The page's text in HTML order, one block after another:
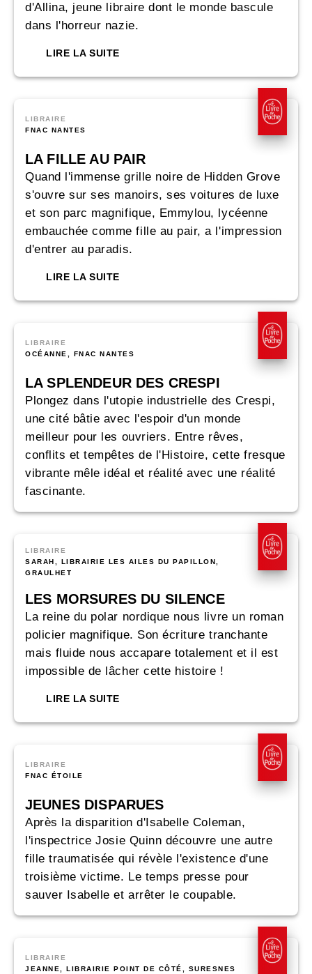
d'Allina, jeune libraire dont le monde bascule
dans l'horreur nazie.
LIRE LA SUITE
LIBRAIRE
FNAC NANTES
LA FILLE AU PAIR
Quand l'immense grille noire de Hidden Grove
s'ouvre sur ses manoirs, ses voitures de luxe
et son parc magnifique, Emmylou, lycéenne
embauchée comme fille au pair, a l'impression
d'entrer au paradis.
LIRE LA SUITE
LIBRAIRE
OCÉANNE, FNAC NANTES
LA SPLENDEUR DES CRESPI
Plongez dans l'utopie industrielle des Crespi,
une cité bâtie avec l'espoir d'un monde
meilleur pour les ouvriers. Entre rêves,
conflits et tempêtes de l'Histoire, cette fresque
vibrante mêle idéal et réalité avec une réalité
fascinante.
LIBRAIRE
SARAH, LIBRAIRIE LES AILES DU PAPILLON,
GRAULHET
LES MORSURES DU SILENCE
La reine du polar nordique nous livre un roman
policier magnifique. Son écriture tranchante
mais fluide nous accapare totalement et il est
impossible de lâcher cette histoire !
LIRE LA SUITE
LIBRAIRE
FNAC ÉTOILE
JEUNES DISPARUES
Après la disparition d'Isabelle Coleman,
l'inspectrice Josie Quinn découvre une autre
fille traumatisée qui révèle l'existence d'une
troisième victime. Le temps presse pour
sauver Isabelle et arrêter le coupable.
LIBRAIRE
JEANNE, LIBRAIRIE POINT DE CÔTÉ, SURESNES